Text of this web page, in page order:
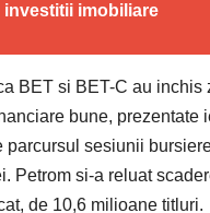
investitii imobiliare
BET si BET-C au
bune, prezentate
sesiunii
si-a reluat
de 10,6 milioane titluri.